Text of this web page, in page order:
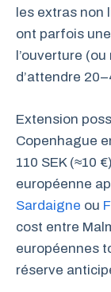
les extras non
ont parfois
l’ouverture
d’attendre
Extension
Copenhague
110 SEK (≈10
européenne
Sardaigne ou
cost entre
européennes
réserve